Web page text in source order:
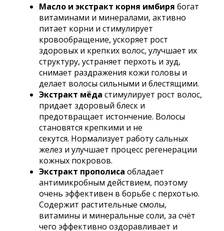
Масло и экстракт корня имбиря богат
витаминами и минералами, активно
питает корни и стимулирует
кровообращение, ускоряет рост
здоровых и крепких волос, улучшает их
структуру, устраняет перхоть и зуд,
снимает раздражения кожи головы и
делает волосы сильными и блестящими.
Экстракт мёда стимулирует рост волос,
придает здоровый блеск и
предотвращает истончение. Волосы
становятся крепкими и не
секутся. Нормализует работу сальных
желез и улучшает процесс регенерации
кожных покровов.
Экстракт прополиса обладает
антимикробным действием, поэтому
очень эффективен в борьбе с перхотью.
Содержит растительные смолы,
витамины и минеральные соли, за счёт
чего эффективно оздоравливает и